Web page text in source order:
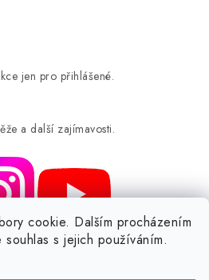
cookie. Dalším procházením
s jejich používáním.
jen pro přihlášené.
a další zajímavosti.
Veselka 48, 259 01 Olbramovice -